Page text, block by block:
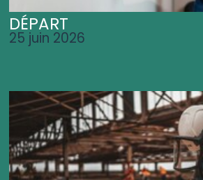
DÉPART
25 juin 2026